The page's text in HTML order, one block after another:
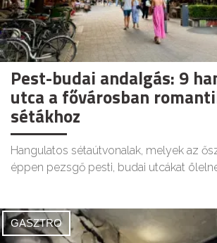
Pest-budai andalgás: 9
utca a fővárosban
sétákhoz
Hangulatos sétaútvonalak, melyek az
éppen pezsgő pesti, budai utcákat
GASZTRO